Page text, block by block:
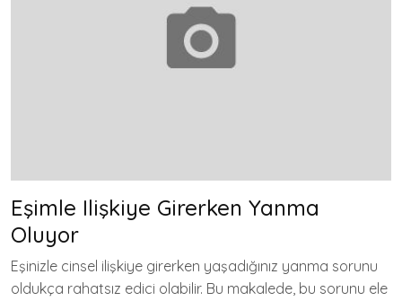
Eşimle Ilişkiye Girerken Yanma
Oluyor
Eşinizle cinsel ilişkiye girerken yaşadığınız yanma sorunu
oldukça rahatsız edici olabilir. Bu makalede, bu sorunu ele